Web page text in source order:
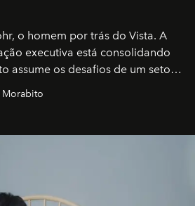
o homem por trás do Vista. A
executiva está consolidando
assume os desafios de um setor
redefinindo o conceito de luxo
Morabito